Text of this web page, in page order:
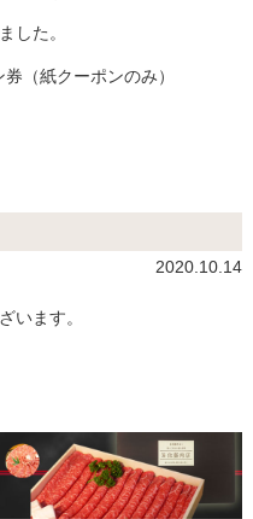
した。
（紙クーポンのみ）
2020.10.14
います。